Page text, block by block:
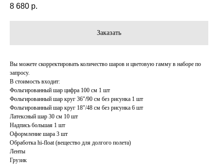
8 680 р.
Заказать
Вы можете скорректировать количество шаров и цветовую гамму в наборе по
запросу.
В стоимость входит:
Фольгированный шар цифра 100 см 1 шт
Фольгированный шар круг 36"/90 см без рисунка 1 шт
Фольгированный шар круг 18"/48 см без рисунка 6 шт
Латексный шар 30 см 10 шт
Надпись большая 1 шт
Оформление шара 3 шт
Обработка hi-float (вещество для долгого полета)
Ленты
Грузик